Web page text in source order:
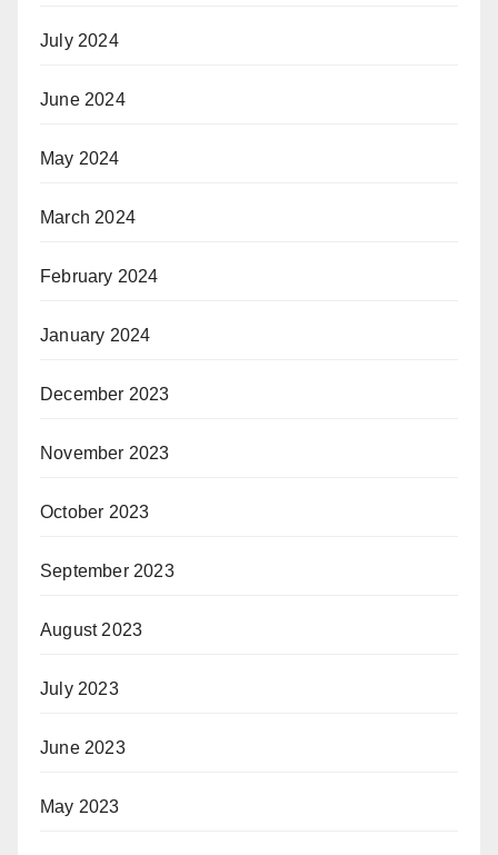
July 2024
June 2024
May 2024
March 2024
February 2024
January 2024
December 2023
November 2023
October 2023
September 2023
August 2023
July 2023
June 2023
May 2023